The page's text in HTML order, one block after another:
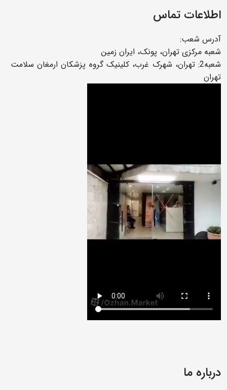
اطلاعات تماس
آدرس شعب:
شعبه مرکزی تهران، پونک، ایران زمین
شعبه2: تهران، شهرک غرب، کلینیک گروه پزشکان ارمغان سلامت
تهران
درباره ما